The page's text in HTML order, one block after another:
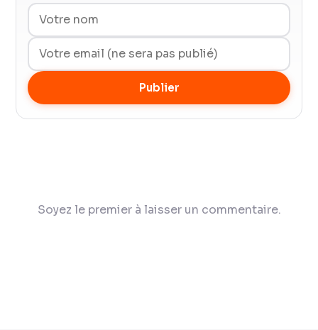
Publier
Soyez le premier à laisser un commentaire.